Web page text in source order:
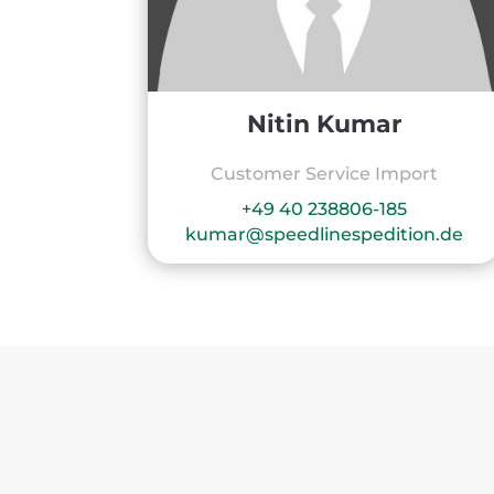
Nitin Kumar
Customer Service Import
+49 40 238806-185
kumar@speedlinespedition.de